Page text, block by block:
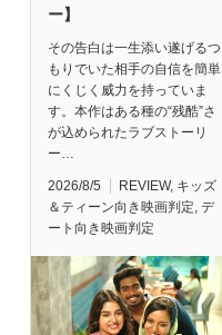
ー】
その告白は一生添い遂げるつ
もりでいた相手の自信を簡単
にくじく威力を持っていま
す。本作はある種の“残酷”さ
が込められたラブストーリ
ー…
2026/8/5 REVIEW, キッズ
＆ティーン向き映画判定, デ
ート向き映画判定